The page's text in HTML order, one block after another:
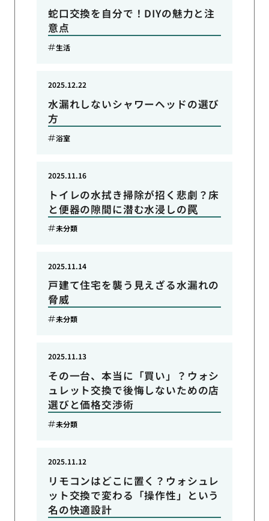
蛇口交換を自分で！DIYの魅力と注
意点
生活
水漏れしないシャワーヘッドの選び
方
2025.12.22
浴室
トイレの水拭き掃除が招く悲劇？床
と便器の隙間に潜む水浸しの罠
2025.11.16
未分類
戸建て住宅を襲う見えざる水漏れの
脅威
2025.11.14
未分類
その一台、本当に「買い」？ウォシ
ュレット交換で後悔しないための店
選びと価格交渉術
2025.11.13
未分類
リモコンはどこに置く？ウォシュレ
ット交換で変わる「操作性」という
名の快適設計
2025.11.12